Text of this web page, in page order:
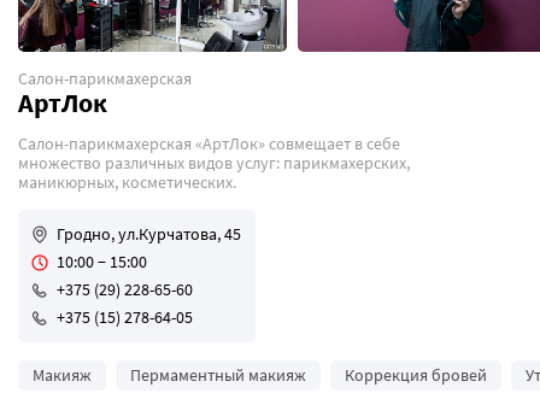
Салон-парикмахерская
АртЛок
Салон-парикмахерская «АртЛок» совмещает в себе
множество различных видов услуг: парикмахерских,
маникюрных, косметических.
Гродно, ул.Курчатова, 45
10:00 − 15:00
+375 (29) 228-65-60
+375 (15) 278-64-05
Макияж Пермаментный макияж Коррекция бровей